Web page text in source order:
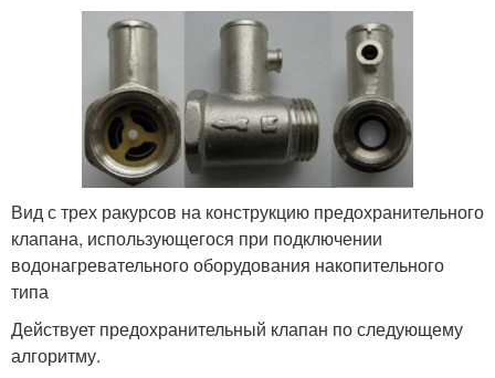
Вид с трех ракурсов на конструкцию предохранительного
клапана, использующегося при подключении
водонагревательного оборудования накопительного
типа
Действует предохранительный клапан по следующему
алгоритму.